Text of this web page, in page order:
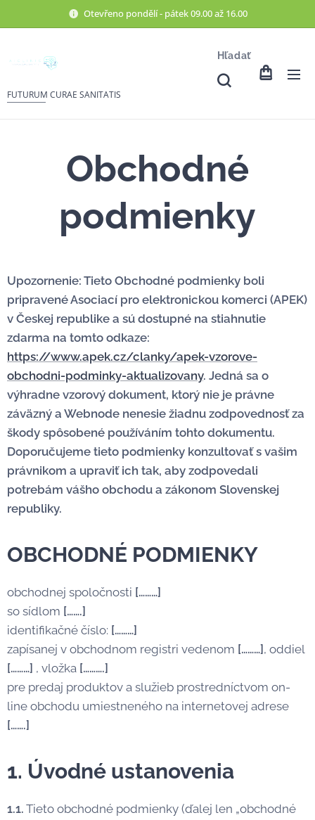
Otevřeno pondělí - pátek 09.00 až 16.00
FUTURUM CURAE SANITATIS
Hľadať
Obchodné
podmienky
Upozornenie: Tieto Obchodné podmienky boli
pripravené Asociací pro elektronickou komerci (APEK)
v Českej republike a sú dostupné na stiahnutie
zdarma na tomto odkaze:
https://www.apek.cz/clanky/apek-vzorove-
obchodni-podminky-aktualizovany. Jedná sa o
výhradne vzorový dokument, ktorý nie je právne
záväzný a Webnode nenesie žiadnu zodpovednosť za
škody spôsobené používáním tohto dokumentu.
Doporučujeme tieto podmienky konzultovať s vašim
právnikom a upraviť ich tak, aby zodpovedali
potrebám vášho obchodu a zákonom Slovenskej
republiky.
OBCHODNÉ PODMIENKY
obchodnej spoločnosti [………]
so sídlom […….]
identifikačné číslo: [………]
zapísanej v obchodnom registri vedenom [………] , oddiel
[………] , vložka [……….]
pre predaj produktov a služieb prostredníctvom on-
line obchodu umiestneného na internetovej adrese
[…….]
1. Úvodné ustanovenia
1.1. Tieto obchodné podmienky (ďalej len „obchodné